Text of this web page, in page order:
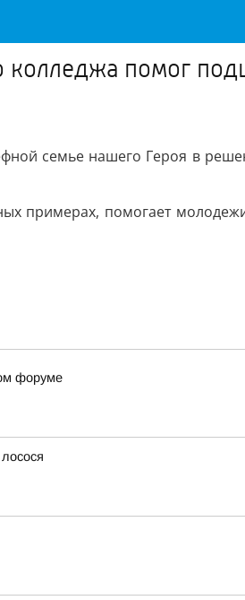
колледжа помог
семье нашего Героя в
примерах, помогает
форуме